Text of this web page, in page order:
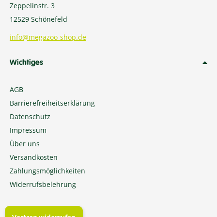
Zeppelinstr. 3
12529 Schönefeld
info@megazoo-shop.de
Wichtiges
AGB
Barrierefreiheitserklärung
Datenschutz
Impressum
Über uns
Versandkosten
Zahlungsmöglichkeiten
Widerrufsbelehrung